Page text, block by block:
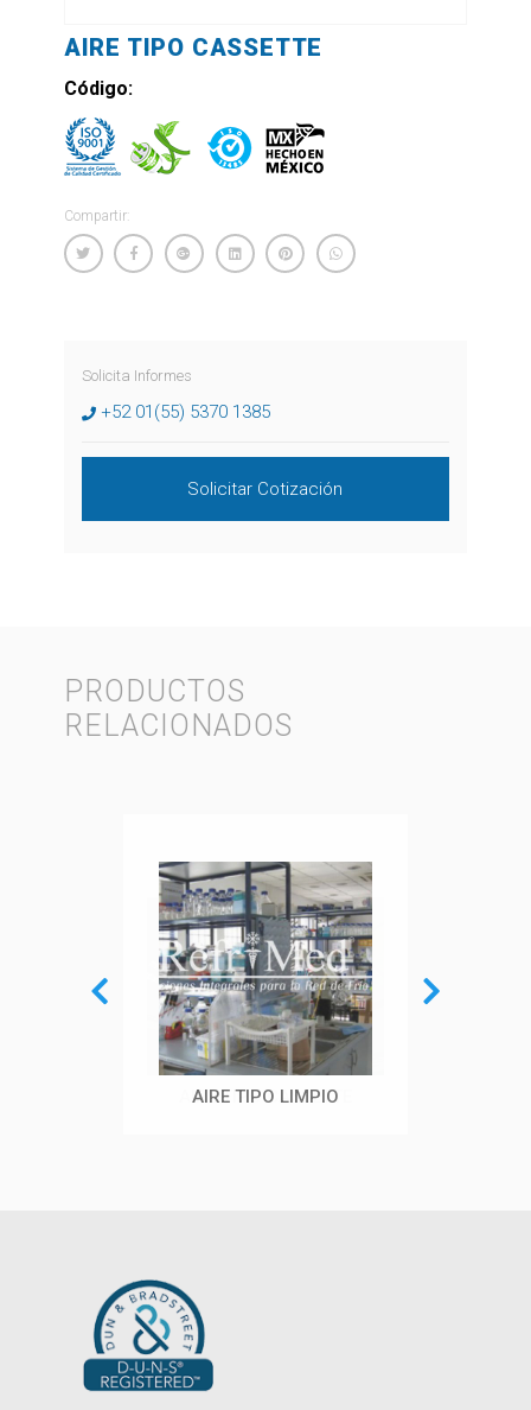
AIRE TIPO CASSETTE
Código:
Compartir:
Solicita Informes
+52 01(55) 5370 1385
Solicitar Cotización
PRODUCTOS
RELACIONADOS
AIRE TIPO LIMPIO
AIRE TIPO CASSETTE